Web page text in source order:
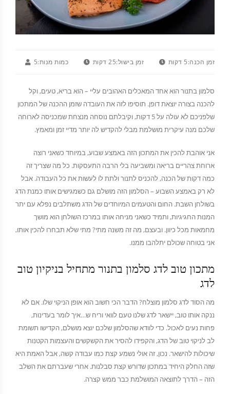
זמן הכנה:5 דקות זמן בישול:25 דקות כמות מנות:5
סלמון בתנור הוא אחד המאכלים האהובים עליי – הוא בריא, טעים, וקל
להכנה בצורה יוצאת דופן. תוסיפו לזה את העובדה שזמן ההכנה של המתכון
שלפניכם לא עולה על 5 דקות, וקיבלתם נוסחה מנצחת שמכניסה לארוחה
שלכם מנה עיקרית מושלמת מבלי להקדיש לה יותר מדיי זמן ומאמץ.
אני אוהבת להכין את המתכון הזה באמצע שבוע, במיוחד כשאני רוצה
ארוחת צהריים בריאה ומשביעה בלי הרבה התעסקות. כל מה שצריך זה
כמה דקות של הכנה, להכניס לתנור ולתת לו לעשות את כל העבודה. אבל
לא רק באמצע השבוע – הסלמון הזה מושלם גם כשמגישים אותו כמנת הדג
בשולחן השבת. החום והטעמים המיוחדים של הדג משתלבים נפלא עם יתר
המנות החגיגיות, ותמיד כשאני מניחה אותו במרכז השולחן הוא מושך
מחמאות מכל כיוון. ובעצם, מה זה משנה מתי? מתי שלא תבחרו להכין אותו,
אני בטוחה שכולם יתלהבו ממנו.
מתכון טוב לדג סלמון בתנור מתחיל בניקיון טוב
לדג
מה הסוד לדג סלמון מוצלח? הדבר הכי חשוב הוא אופן הניקוי שלו. אם לא
ננקה אותו טוב, יישאר לדג שלנו טעם לוואי וריח ש…איך לומר בעדינות,
פחות נעים לאכול. כדי לוודא שהסלמון שלכם יוצא מושלם, הקדישו תשומת
לב לניקוי טוב של הדג, והקפידו להסיר את הקשקשים והעצמות הקטנות
שיכולות להישאר. נכון, זה אולי נשמע קצת כמו עבודה קשה, אבל האמת היא
שזה החלק היחיד במתכון שדורש קצת סבלנות. אחרי שעברתם את השלב
הזה – הדרך לתוצאה המושלמת כבר ממש קצרה.